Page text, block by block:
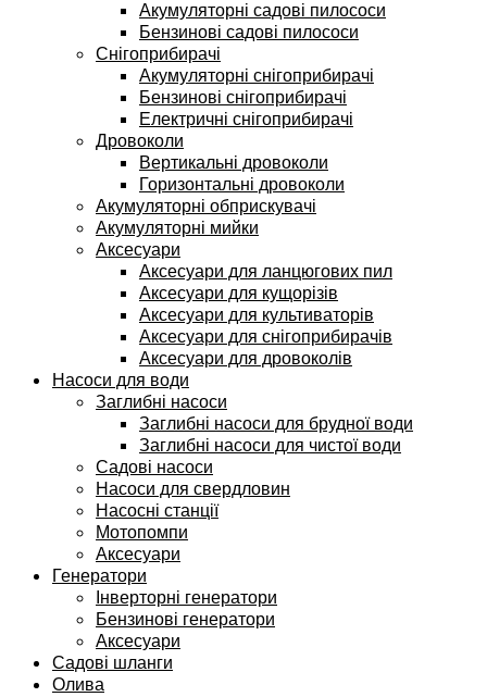
Акумуляторні садові пилососи
Бензинові садові пилососи
Снігоприбирачі
Акумуляторні снігоприбирачі
Бензинові снігоприбирачі
Електричні снігоприбирачі
Дровоколи
Вертикальні дровоколи
Горизонтальні дровоколи
Акумуляторні обприскувачі
Акумуляторні мийки
Аксесуари
Аксесуари для ланцюгових пил
Аксесуари для кущорізів
Аксесуари для культиваторів
Аксесуари для снігоприбирачів
Аксесуари для дровоколів
Насоси для води
Заглибні насоси
Заглибні насоси для брудної води
Заглибні насоси для чистої води
Садові насоси
Насоси для свердловин
Насосні станції
Мотопомпи
Аксесуари
Генератори
Інверторні генератори
Бензинові генератори
Аксесуари
Садові шланги
Олива